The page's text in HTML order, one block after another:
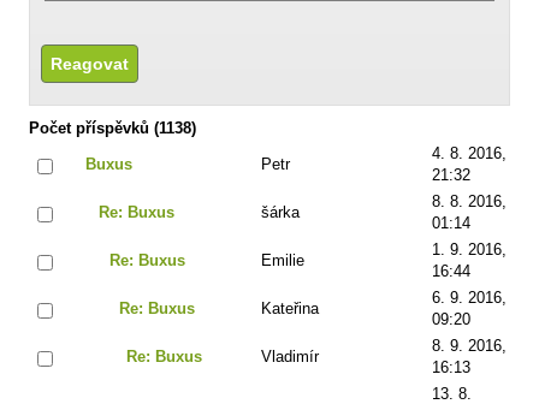
Počet příspěvků (1138)
Buxus
Petr
4. 8. 2016,
21:32
Re: Buxus šárka
8. 8. 2016,
01:14
Re: Buxus Emilie
1. 9. 2016,
16:44
Re: Buxus Kateřina
6. 9. 2016,
09:20
Re: Buxus Vladimír
8. 9. 2016,
16:13
13. 8.